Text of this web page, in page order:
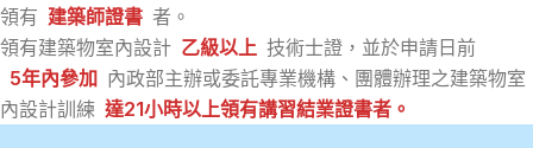
領有 建築師證書 者。
領有建築物室內設計 乙級以上 技術士證，並於申請日前
5年內參加 內政部主辦或委託專業機構、團體辦理之建築物室
內設計訓練 達21小時以上領有講習結業證書者。